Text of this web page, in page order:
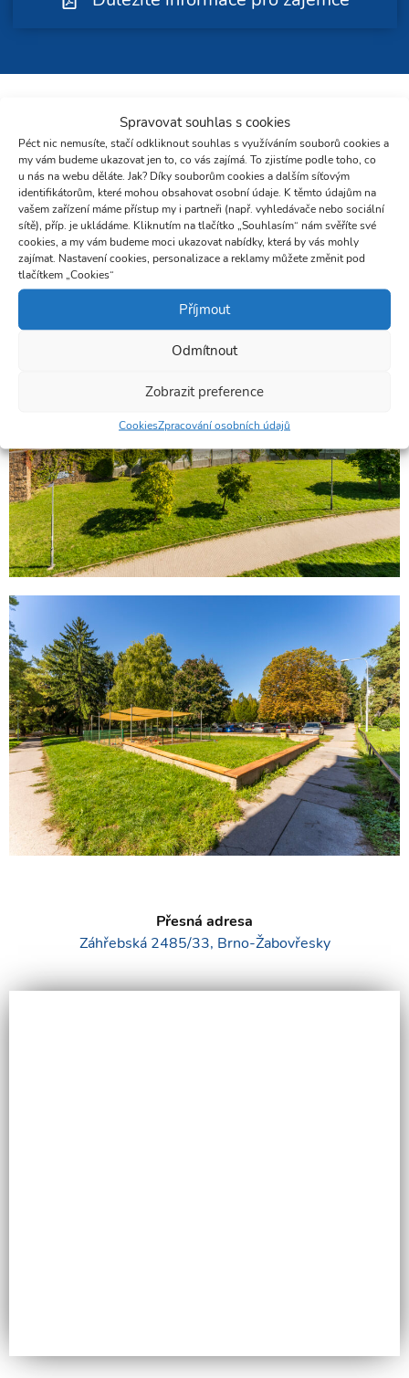
Spravovat souhlas s cookies
Péct nic nemusíte, stačí odkliknout souhlas s využíváním souborů cookies a
my vám budeme ukazovat jen to, co vás zajímá. To zjistíme podle toho, co
u nás na webu děláte. Jak? Díky souborům cookies a dalším síťovým
identifikátorům, které mohou obsahovat osobní údaje. K těmto údajům na
vašem zařízení máme přístup my i partneři (např. vyhledávače nebo sociální
sítě), příp. je ukládáme. Kliknutím na tlačítko „Souhlasím“ nám svěříte své
cookies, a my vám budeme moci ukazovat nabídky, která by vás mohly
zajímat. Nastavení cookies, personalizace a reklamy můžete změnit pod
tlačítkem „Cookies“
Příjmout
Odmítnout
Zobrazit preference
CookiesZpracování osobních údajů
Lokalita
Nejzajímavější místa v lokalitě
Žabovřesky patří mezi oblíbené čtvrti Brna. Nabízí
kompletní občanskou vybavenost, obchody, služby, školy i
školky. V docházkové vzdálenosti najdete zastávky MHD,
snadno se tak dostanete do centra města. Příjemným
bonusem je i blízkost Wilsonova lesa, který poskytuje
dostatek prostoru pro procházky i sportovní vyžití.
Přesná adresa
Záhřebská 2485/33, Brno-Žabovřesky